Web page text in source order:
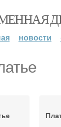
новости